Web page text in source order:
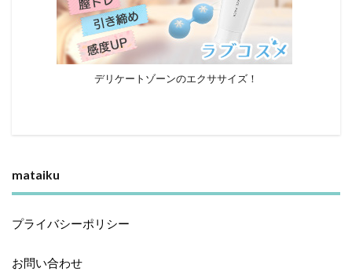
デリケートゾーンのエクササイズ！
mataiku
プライバシーポリシー
お問い合わせ